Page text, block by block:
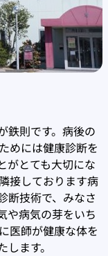
鉄則です。病後の
めには健康診断を
がとても大切にな
接しております病
断技術で、みなさ
や病気の芽をいち
医師が健康な体を
ます。